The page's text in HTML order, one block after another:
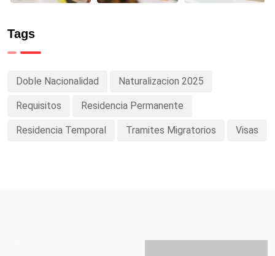
Tags
Doble Nacionalidad Naturalizacion 2025
Requisitos Residencia Permanente
Residencia Temporal Tramites Migratorios Visas